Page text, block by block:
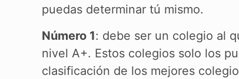
puedas determinar tú mismo.
Número 1: debe ser un colegio al
nivel A+. Estos colegios solo los
clasificación de los mejores